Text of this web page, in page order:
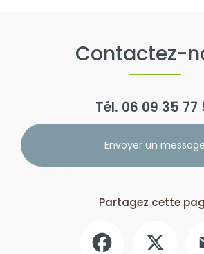
Contactez-
Tél. 06 09 35 77
Envoyer un message
Partagez cette